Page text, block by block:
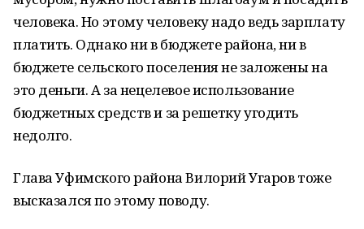
человека. Но этому человеку надо ведь зарплату
платить. Однако ни в бюджете района, ни в
бюджете сельского поселения не заложены на
это деньги. А за нецелевое использование
бюджетных средств и за решетку угодить
недолго.
Глава Уфимского района Вилорий Угаров тоже
высказался по этому поводу.